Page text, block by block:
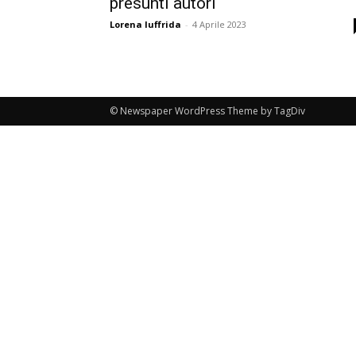
Lorena Iuffrida - 4 Aprile 2023
© Newspaper WordPress Theme by TagDiv